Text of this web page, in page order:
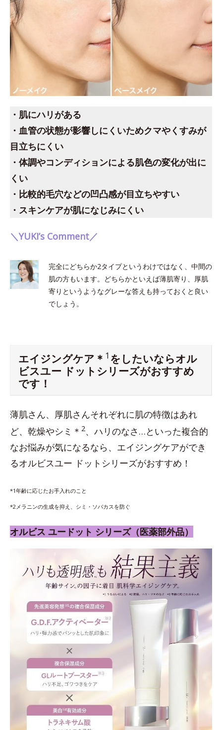
・肌にハリがある
・血管の状態が影響しにくいためクマやくすみが
目立ちにくい
・体調やコンディションによる肌色の変化が出に
くい
・比較的毛穴などの凹凸感が目立ちやすい
・スキンケアが肌になじみにくい
＼YUKI’s Comment／
完全にどちらか2タイプというわけではなく、中間の
肌の方もいます。どちらかといえば薄肌寄り、厚肌
寄りというようなグレーな答えも持っておくと良い
でしょう。
エイジングケア＊ 1 をしたいならオル
ビスユー ドットシリーズがおすすめ
です！
薄肌さん、厚肌さんそれぞれに肌の特徴はあれ
ど、乾燥やシミ＊ 2、ハリのなさ…といった複合的
なお悩みが気になるなら、エイジングケアができ
るオルビスユー ドットシリーズがおすすめ！
*1年齢に応じたお手入れのこと
*2メラニンの生成を抑え、シミ・ソバカスを防ぐ
オルビス ユードット シリーズ（医薬部外品）